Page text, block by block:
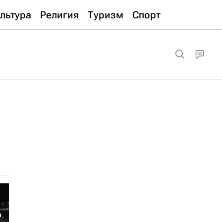
Религия Туризм Спорт